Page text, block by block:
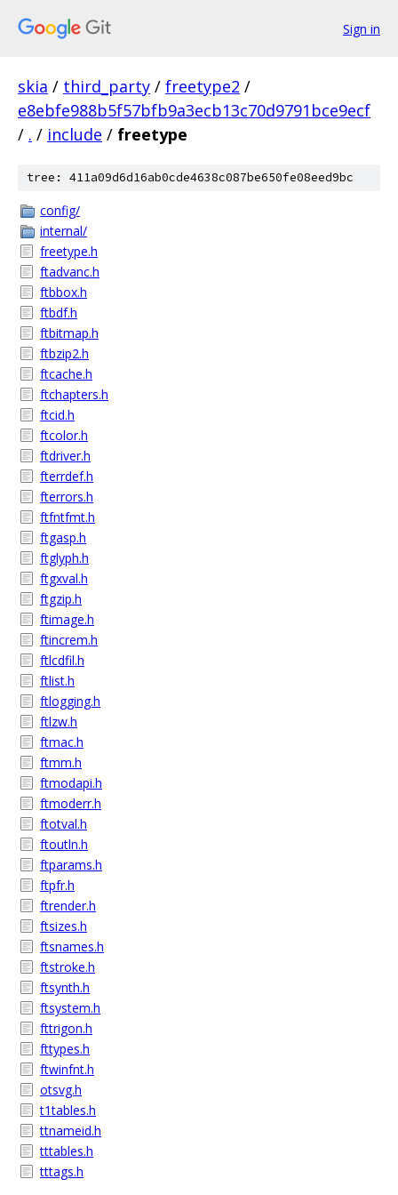
Sign in
skia / third_party / freetype2 /
e8ebfe988b5f57bfb9a3ecb13c70d9791bce9ecf
/ . / include / freetype
tree: 411a09d6d16ab0cde4638c087be650fe08eed9bc
config/
internal/
freetype.h
ftadvanc.h
ftbbox.h
ftbdf.h
ftbitmap.h
ftbzip2.h
ftcache.h
ftchapters.h
ftcid.h
ftcolor.h
ftdriver.h
fterrdef.h
fterrors.h
ftfntfmt.h
ftgasp.h
ftglyph.h
ftgxval.h
ftgzip.h
ftimage.h
ftincrem.h
ftlcdfil.h
ftlist.h
ftlogging.h
ftlzw.h
ftmac.h
ftmm.h
ftmodapi.h
ftmoderr.h
ftotval.h
ftoutln.h
ftparams.h
ftpfr.h
ftrender.h
ftsizes.h
ftsnames.h
ftstroke.h
ftsynth.h
ftsystem.h
fttrigon.h
fttypes.h
ftwinfnt.h
otsvg.h
t1tables.h
ttnameid.h
tttables.h
tttags.h